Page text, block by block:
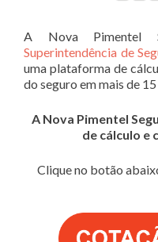
A Nova Pimentel
Superintendência de
uma plataforma de
do seguro em mais de
A Nova Pimentel
de cálculo e
Clique no botão